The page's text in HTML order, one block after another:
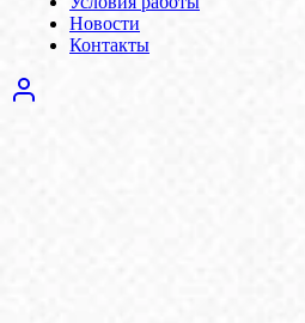
Новости
Контакты